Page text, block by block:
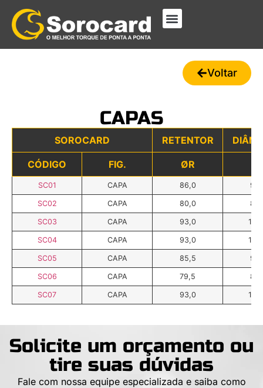
Voltar
CAPAS
SOROCARD RETENTOR
CÓDIGO FIG. ØR
SC01 CAPA 86,0
SC02 CAPA 80,0
SC03 CAPA 93,0
SC04 CAPA 93,0
SC05 CAPA 85,5
SC06 CAPA 79,5
SC07 CAPA 93,0
Solicite um orçamento ou
tire suas dúvidas
Fale com nossa equipe especializada e saiba como